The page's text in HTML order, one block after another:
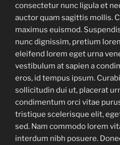
consectetur nunc ligula et
auctor quam sagittis mollis.
maximus euismod.
nunc dignissim, pretium
eleifend lorem eget urna
vestibulum at sapien a
eros, id tempus ipsum.
sollicitudin dui ut, placerat
condimentum orci vitae
tristique scelerisque elit,
sed. Nam commodo lorem
interdum nibh posuere.